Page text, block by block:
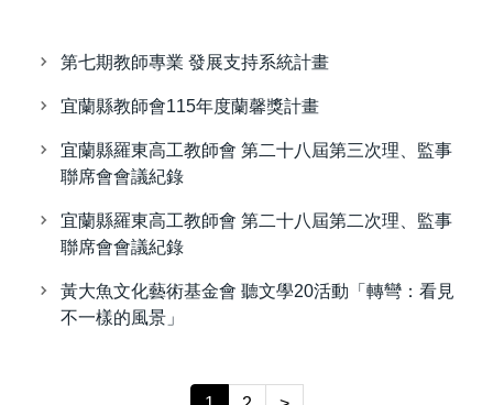
第七期教師專業 發展支持系統計畫
宜蘭縣教師會115年度蘭馨獎計畫
宜蘭縣羅東高工教師會 第二十八屆第三次理、監事
聯席會會議紀錄
宜蘭縣羅東高工教師會 第二十八屆第二次理、監事
聯席會會議紀錄
黃大魚文化藝術基金會 聽文學20活動「轉彎：看見
不一樣的風景」